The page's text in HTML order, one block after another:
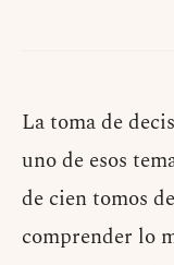
La toma de
uno de esos
de cien tomos
comprender lo